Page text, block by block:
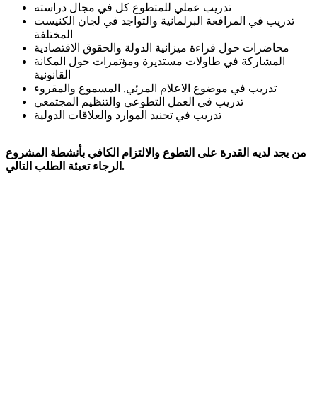
تدريب عملي للمتطوع كل في مجال دراسته
تدريب في المرافعة البرلمانية والتواجد في لجان الكنيست
المختلفة
محاضرات حول قراءة ميزانية الدولة والحقوق الاقتصادية
المشاركة في طاولات مستديرة ومؤتمرات حول المكانة
القانونية
تدريب في موضوع الاعلام المرئي, المسموع والمقروء
تدريب في العمل التطوعي والتنظيم المجتمعي
تدريب في تجنيد الموارد والعلاقات الدولية
من يجد لديه القدرة على التطوع والالتزام الكافي بأنشطة المشروع
الرجاء تعبئة الطلب التالي.